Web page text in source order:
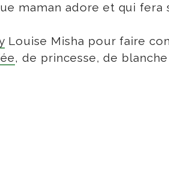
maman adore et qui
Louise Misha pour faire
, de princesse, de